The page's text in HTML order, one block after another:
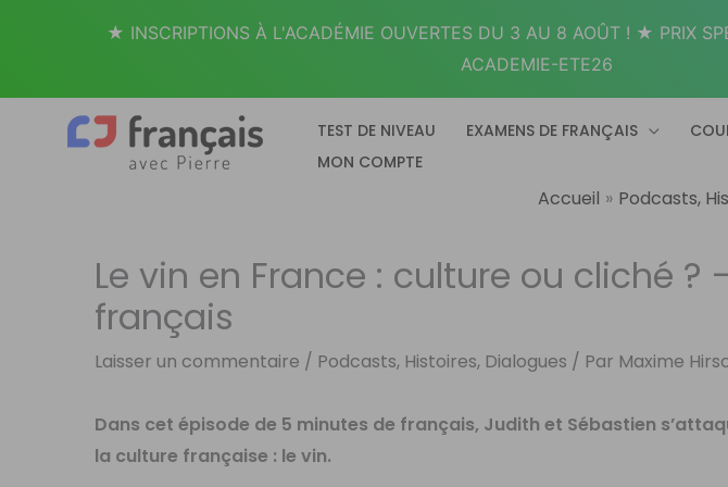
TEST DE NIVEAU EXAMENS DE FRANÇAIS
MON COMPTE
Accueil Podcasts,
Le vin en France : culture ou cliché ?
français
Laisser un commentaire / Podcasts, Histoires, Dialogues / Par Maxime
Dans cet épisode de 5 minutes de français, Judith et Sébastien
la culture française : le vin.
★ INSCRIPTIONS À L'ACADÉMIE OUVERTES DU 3 AU 8 AOÛT ! ★ PRIX
ACADEMIE-ETE26